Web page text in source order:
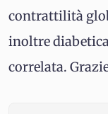
contrattilità
inoltre
correlata.